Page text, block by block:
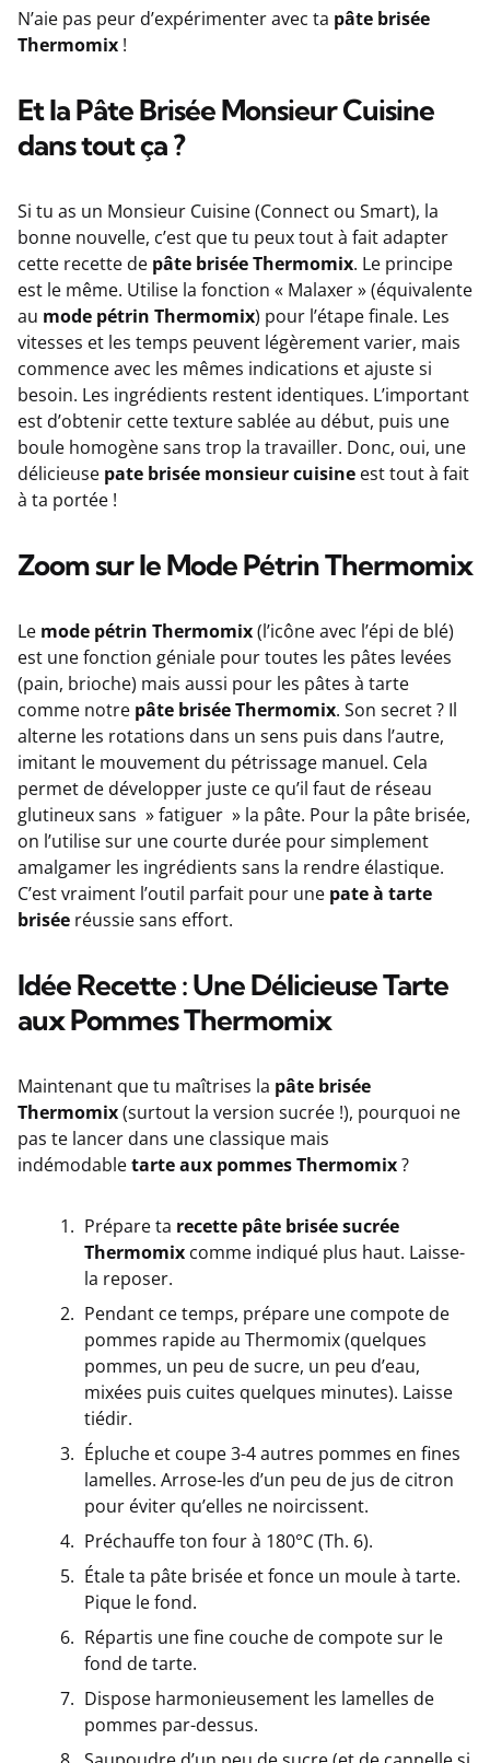
N’aie pas peur d’expérimenter avec ta pâte brisée
Thermomix !
Et la Pâte Brisée Monsieur Cuisine
dans tout ça ?
Si tu as un Monsieur Cuisine (Connect ou Smart), la
bonne nouvelle, c’est que tu peux tout à fait adapter
cette recette de pâte brisée Thermomix. Le principe
est le même. Utilise la fonction « Malaxer » (équivalente
au mode pétrin Thermomix) pour l’étape finale. Les
vitesses et les temps peuvent légèrement varier, mais
commence avec les mêmes indications et ajuste si
besoin. Les ingrédients restent identiques. L’important
est d’obtenir cette texture sablée au début, puis une
boule homogène sans trop la travailler. Donc, oui, une
délicieuse pate brisée monsieur cuisine est tout à fait
à ta portée !
Zoom sur le Mode Pétrin Thermomix
Le mode pétrin Thermomix(l’icône avec l’épi de blé)
est une fonction géniale pour toutes les pâtes levées
(pain, brioche) mais aussi pour les pâtes à tarte
comme notre pâte brisée Thermomix. Son secret ? Il
alterne les rotations dans un sens puis dans l’autre,
imitant le mouvement du pétrissage manuel. Cela
permet de développer juste ce qu’il faut de réseau
glutineux sans » fatiguer » la pâte. Pour la pâte brisée,
on l’utilise sur une courte durée pour simplement
amalgamer les ingrédients sans la rendre élastique.
C’est vraiment l’outil parfait pour une pate à tarte
brisée réussie sans effort.
Idée Recette : Une Délicieuse Tarte
aux Pommes Thermomix
Maintenant que tu maîtrises la pâte brisée
Thermomix(surtout la version sucrée !), pourquoi ne
pas te lancer dans une classique mais
indémodabletarte aux pommes Thermomix?
Prépare ta recette pâte brisée sucrée
Thermomix comme indiqué plus haut. Laisse-
la reposer.
Pendant ce temps, prépare une compote de
pommes rapide au Thermomix (quelques
pommes, un peu de sucre, un peu d’eau,
mixées puis cuites quelques minutes). Laisse
tiédir.
Épluche et coupe 3-4 autres pommes en fines
lamelles. Arrose-les d’un peu de jus de citron
pour éviter qu’elles ne noircissent.
Préchauffe ton four à 180°C (Th. 6).
Étale ta pâte brisée et fonce un moule à tarte.
Pique le fond.
Répartis une fine couche de compote sur le
fond de tarte.
Dispose harmonieusement les lamelles de
pommes par-dessus.